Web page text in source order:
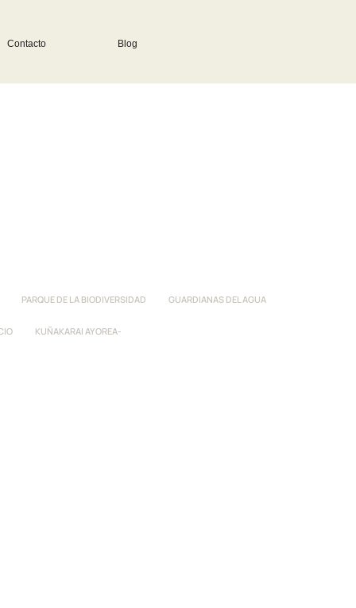
Contacto Blog
PARQUE DE LA BIODIVERSIDAD GUARDIANAS DEL AGUA
KUÑAKARAI AYOREA-